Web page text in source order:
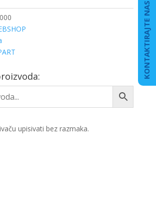
upisivati bez razmaka.
KONTAKTIRAJTE NAS